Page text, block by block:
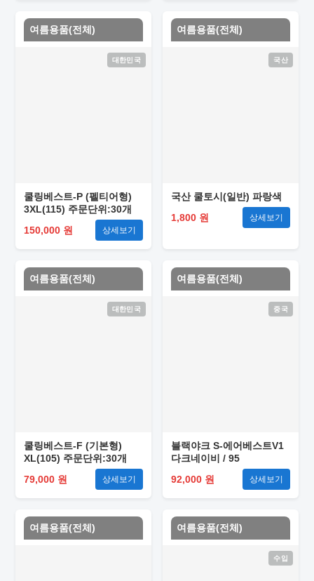
여름용품(전체)
대한민국
쿨링베스트-P (펠티어형)
3XL(115) 주문단위:30개
150,000 원
상세보기
여름용품(전체)
국산
국산 쿨토시(일반) 파랑색
1,800 원
상세보기
여름용품(전체)
대한민국
쿨링베스트-F (기본형)
XL(105) 주문단위:30개
79,000 원
상세보기
여름용품(전체)
중국
블랙야크 S-에어베스트V1
다크네이비 / 95
92,000 원
상세보기
여름용품(전체) 여름용품(전체)
수입